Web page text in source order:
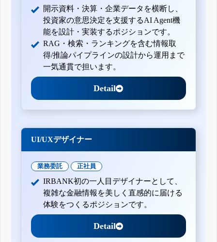
開示資料・決算・企業データを横断し、
投資家の意思決定を支援するAI Agent機
能を設計・実装するポジションです。
RAG・検索・ランキングを含む情報取
得/推論パイプラインの設計から運用まで
一気通貫で担います。
Detail
UI/UXデザイナー
業務委託 正社員
IRBANK初の一人目デザイナーとして、
複雑な金融情報を美しく直感的に届ける
体験をつくるポジションです。
Detail